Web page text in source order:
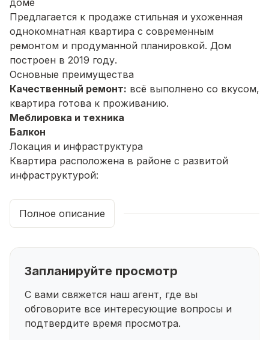
Предлагается к продаже стильная и ухоженная
однокомнатная квартира с современным
ремонтом и продуманной планировкой. Дом
построен в 2019 году.
Основные преимущества
Качественный ремонт: всё выполнено со вкусом,
квартира готова к проживанию.
Меблировка и техника
Балкон
Локация и инфраструктура
Квартира расположена в районе с развитой
инфраструктурой:
магазины;
удобная транспортная развязка, остановка в
рядом стадион «Нефтяник», парк Победы,
удобный выезд на проспект Октября;
в шаговой доступности УГНТУ, колледжи,
техникум
Отличная квартира для студента Нефтяного
Полное описание
Запланируйте просмотр
С вами свяжется наш агент, где вы
обговорите все интересующие вопросы и
подтвердите время просмотра.